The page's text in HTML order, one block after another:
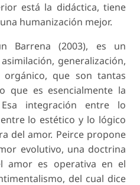
está la didáctica, tiene
humanización mejor.
Barrena (2003), es un
generalización,
que son tantas
que es esencialmente la
integración entre lo
lo estético y lo lógico
del amor. Peirce propone
evolutivo, una doctrina
amor es operativa en el
del cual dice